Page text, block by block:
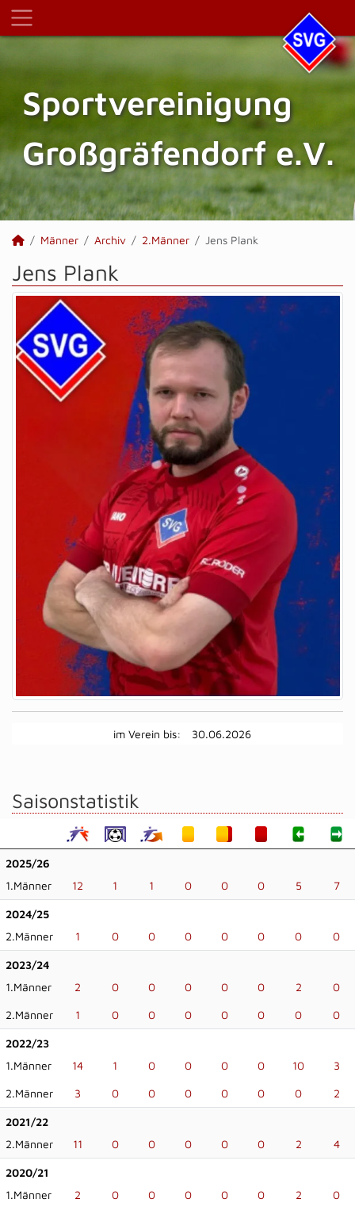
Sportvereinigung
Großgräfendorf e.V.
Männer Archiv 2.Männer Jens Plank
Jens Plank
im Verein bis: 30.06.2026
Saisonstatistik
2025/26
1.Männer
12 1 1 0 0 0 5 7
2024/25
2.Männer
1 0 0 0 0 0 0 0
2023/24
1.Männer
2 0 0 0 0 0 2 0
2.Männer 1 0 0 0 0 0 0 0
2022/23
1.Männer
14 1 0 0 0 0 10 3
2.Männer 3 0 0 0 0 0 0 2
2021/22
2.Männer
11 0 0 0 0 0 2 4
2020/21
1.Männer
2 0 0 0 0 0 2 0